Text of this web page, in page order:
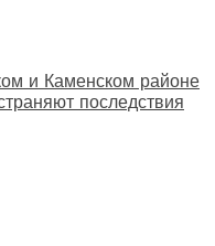
и Каменском районе
последствия